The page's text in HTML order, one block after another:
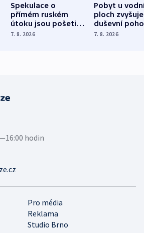
Spekulace o
přímém ruském
útoku jsou pošetilé,
míní estonský
7. 8. 2026
Pobyt u
ploch zvyšuje
duševní
ukázala
7. 8. 2026
Pro média
Reklama
Studio Brno
hodin